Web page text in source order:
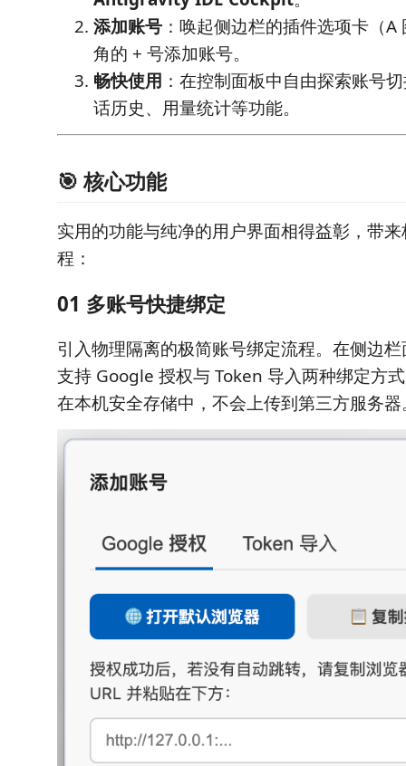
添加账号 ：唤起侧边栏的插件选项卡（
角的 + 号添加账号。
畅快使用 ：在控制面板中自由探索账号
话历史、用量统计等功能。
🎯 核心功能
实用的功能与纯净的用户界面相得益彰，带
程：
01 多账号快捷绑定
引入物理隔离的极简账号绑定流程。在侧边栏
支持 Google 授权与 Token 导入两种绑定方
在本机安全存储中，不会上传到第三方服务器